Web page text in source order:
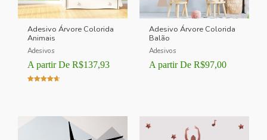
Adesivo Árvore Colorida
Animais
Adesivos
A partir De R$137,93
Adesivo Árvore Colorida
Balão
Adesivos
A partir De R$97,00